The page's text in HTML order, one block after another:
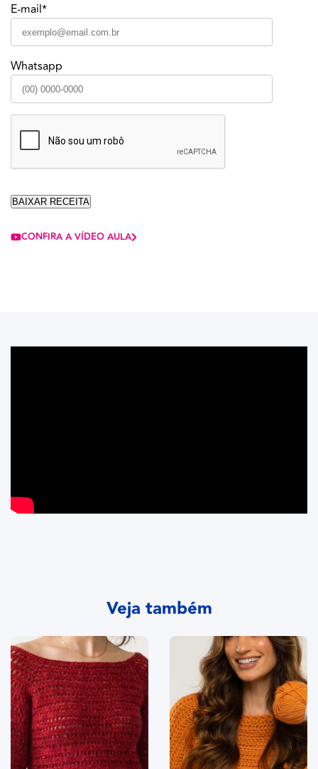
E-mail*
Whatsapp
CONFIRA A VÍDEO AULA
Veja também